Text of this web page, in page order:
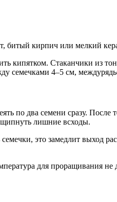
битый кирпич или мелкий
кипятком. Стаканчики из
семечками 4–5 см,
по два семени сразу.
лишние всходы.
это замедлит выход
для проращивания